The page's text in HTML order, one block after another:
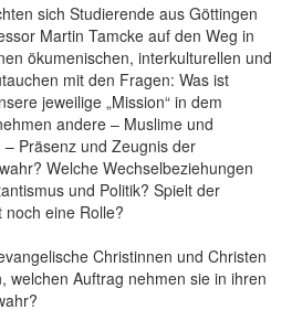
sich Studierende aus Göttingen
Martin Tamcke auf den Weg in
ökumenischen, interkulturellen und
mit den Fragen: Was ist
jeweilige „Mission“ in dem
andere – Muslime und
Präsenz und Zeugnis der
Welche Wechselbeziehungen
und Politik? Spielt der
eine Rolle?
Christinnen und Christen
welchen Auftrag nehmen sie in ihren